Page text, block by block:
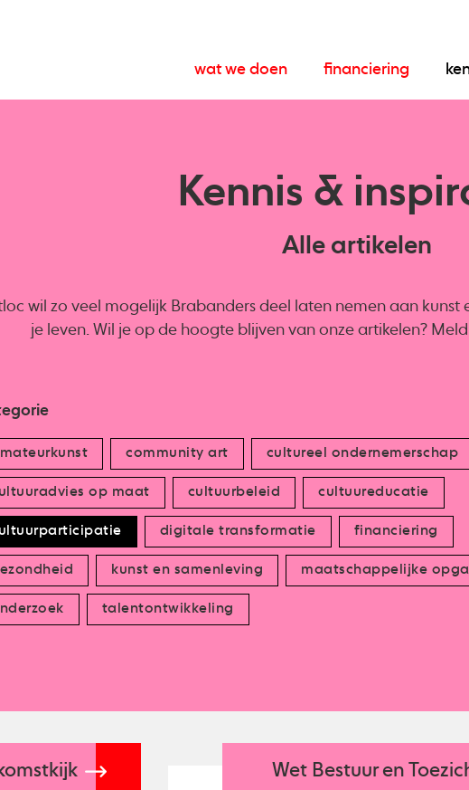
wat we doen financiering
Kennis &
Alle artikelen
wil zo veel mogelijk Brabanders deel laten nemen aan
je leven. Wil je op de hoogte blijven van onze artikelen?
community art cultureel ondernemerschap
op maat cultuurbeleid cultuureducatie
digitale transformatie financiering
kunst en samenleving maatschappelijke
talentontwikkeling
Wet Bestuur en